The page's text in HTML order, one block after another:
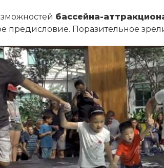
бассейна-
предисловие. Поразительное